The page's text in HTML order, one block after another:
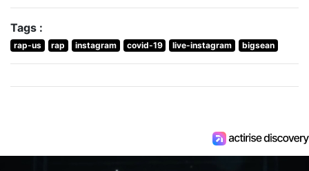
Tags :
rap-us rap instagram covid-19 live-instagram bigsean